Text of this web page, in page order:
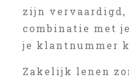
zijn vervaardigd,
combinatie met
je klantnummer
Zakelijk lenen